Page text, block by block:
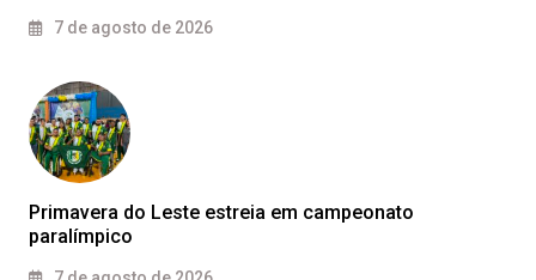
7 de agosto de 2026
Primavera do Leste estreia em campeonato
paralímpico